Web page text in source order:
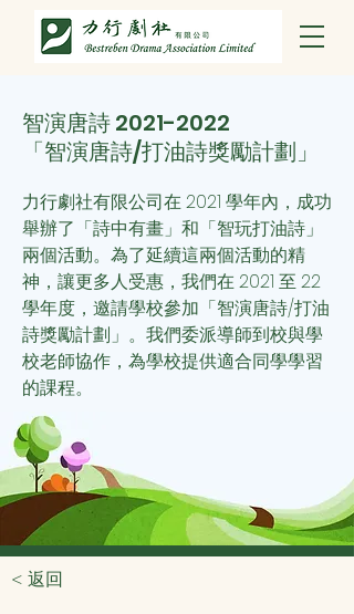
智演唐詩2021-2022
「智演唐詩/打油詩獎勵計劃」
力行劇社有限公司在 2021 學年內，成功
舉辦了「詩中有畫」和「智玩打油詩」
兩個活動。為了延續這兩個活動的精
神，讓更多人受惠，我們在 2021 至 22
學年度，邀請學校參加「智演唐詩/打油
詩獎勵計劃」。我們委派導師到校與學
校老師協作，為學校提供適合同學學習
的課程。
< 返回